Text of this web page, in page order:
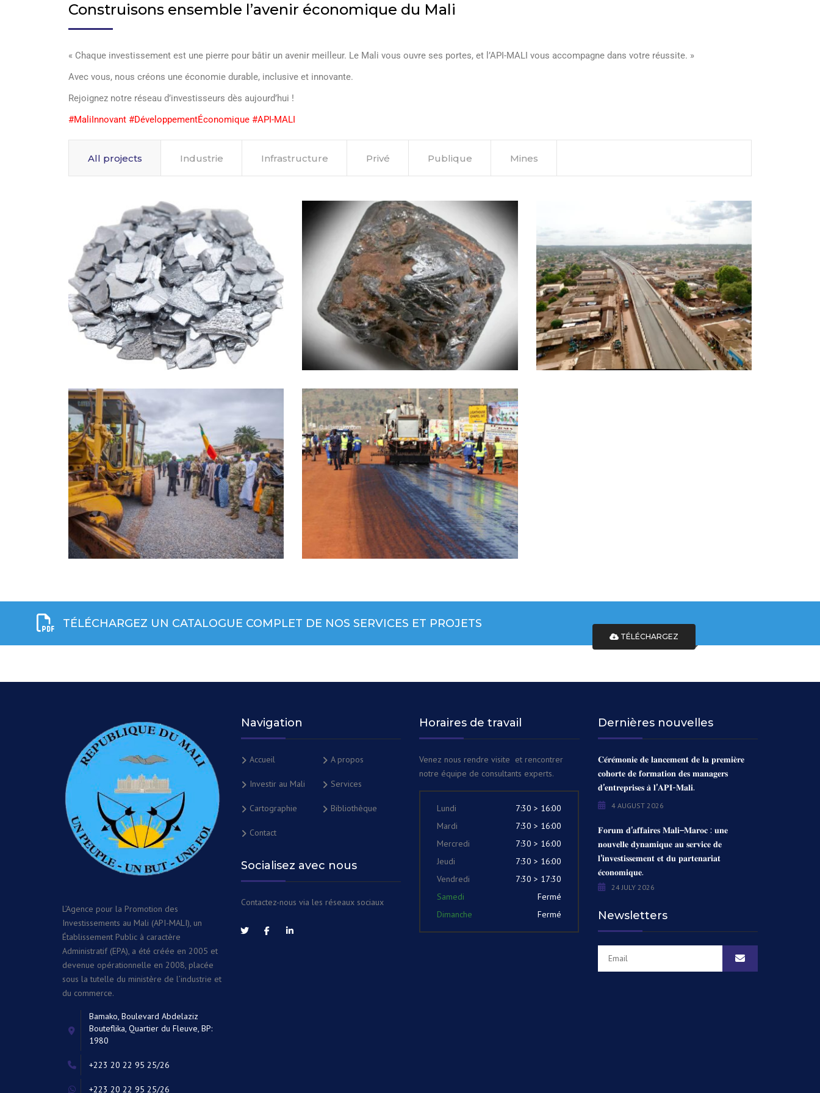
Construisons ensemble l’avenir économique du Mali
« Chaque investissement est une pierre pour bâtir un avenir meilleur. Le Mali vous ouvre ses portes, et l’API-MALI vous accompagne dans votre réussite. »
Avec vous, nous créons une économie durable, inclusive et innovante.
Rejoignez notre réseau d’investisseurs dès aujourd’hui !
#MaliInnovant #DéveloppementÉconomique #API-MALI
All projects Industrie Infrastructure Privé Publique Mines
TÉLÉCHARGEZ UN CATALOGUE COMPLET DE NOS SERVICES ET PROJETS
TÉLÉCHARGEZ
L’Agence pour la Promotion des
Investissements au Mali (API-MALI), un
Établissement Public à caractère
Administratif (EPA), a été créée en 2005 et
devenue opérationnelle en 2008, placée
sous la tutelle du ministère de l’industrie et
du commerce.
Bamako, Boulevard Abdelaziz
Bouteflika, Quartier du Fleuve, BP:
1980
+223 20 22 95 25/26
+223 20 22 95 25/26
Navigation
Accueil A propos
Investir au Mali Services
Cartographie Bibliothèque
Contact
Socialisez avec nous
Contactez-nous via les réseaux sociaux
Horaires de travail
Venez nous rendre visite et rencontrer
notre équipe de consultants experts.
Lundi
7:30 > 16:00
Mardi
7:30 > 16:00
Mercredi
7:30 > 16:00
Jeudi
7:30 > 16:00
Vendredi
7:30 > 17:30
Samedi
Fermé
Dimanche
Fermé
Dernières nouvelles
𝐂𝐞́𝐫𝐞́𝐦𝐨𝐧𝐢𝐞 𝐝𝐞 𝐥𝐚𝐧𝐜𝐞𝐦𝐞𝐧𝐭 𝐝𝐞 𝐥𝐚 𝐩𝐫𝐞𝐦𝐢𝐞̀𝐫𝐞
𝐜𝐨𝐡𝐨𝐫𝐭𝐞 𝐝𝐞 𝐟𝐨𝐫𝐦𝐚𝐭𝐢𝐨𝐧 𝐝𝐞𝐬 𝐦𝐚𝐧𝐚𝐠𝐞𝐫𝐬
𝐝’𝐞𝐧𝐭𝐫𝐞𝐩𝐫𝐢𝐬𝐞𝐬 𝐚̀ 𝐥’𝐀𝐏𝐈-𝐌𝐚𝐥𝐢.
4 AUGUST 2026
𝐅𝐨𝐫𝐮𝐦 𝐝’𝐚𝐟𝐟𝐚𝐢𝐫𝐞𝐬 𝐌𝐚𝐥𝐢–𝐌𝐚𝐫𝐨𝐜 : 𝐮𝐧𝐞
𝐧𝐨𝐮𝐯𝐞𝐥𝐥𝐞 𝐝𝐲𝐧𝐚𝐦𝐢𝐪𝐮𝐞 𝐚𝐮 𝐬𝐞𝐫𝐯𝐢𝐜𝐞 𝐝𝐞
𝐥’𝐢𝐧𝐯𝐞𝐬𝐭𝐢𝐬𝐬𝐞𝐦𝐞𝐧𝐭 𝐞𝐭 𝐝𝐮 𝐩𝐚𝐫𝐭𝐞𝐧𝐚𝐫𝐢𝐚𝐭
𝐞́𝐜𝐨𝐧𝐨𝐦𝐢𝐪𝐮𝐞.
24 JULY 2026
Newsletters